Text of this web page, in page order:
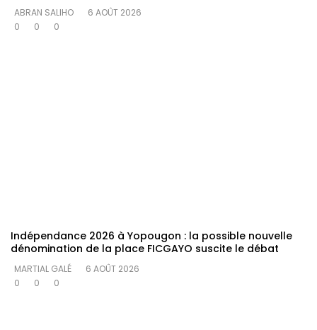
ABRAN SALIHO
6 AOÛT 2026
0
0 0
Indépendance 2026 à Yopougon : la possible nouvelle
dénomination de la place FICGAYO suscite le débat
MARTIAL GALÉ
6 AOÛT 2026
0
0 0